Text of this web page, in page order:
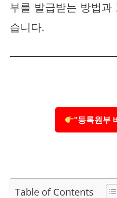
부를 발급받는 방법과
습니다.
"등록원부
Table of Contents